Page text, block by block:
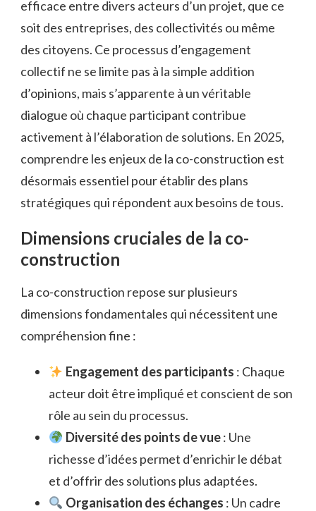
efficace entre divers acteurs d’un projet, que ce
soit des entreprises, des collectivités ou même
des citoyens. Ce processus d’engagement
collectif ne se limite pas à la simple addition
d’opinions, mais s’apparente à un véritable
dialogue où chaque participant contribue
activement à l’élaboration de solutions. En 2025,
comprendre les enjeux de la co-construction est
désormais essentiel pour établir des plans
stratégiques qui répondent aux besoins de tous.
Dimensions cruciales de la co-
construction
La co-construction repose sur plusieurs
dimensions fondamentales qui nécessitent une
compréhension fine :
Engagement des participants : Chaque
acteur doit être impliqué et conscient de son
rôle au sein du processus.
Diversité des points de vue: Une
richesse d’idées permet d’enrichir le débat
et d’offrir des solutions plus adaptées.
Organisation des échanges : Un cadre